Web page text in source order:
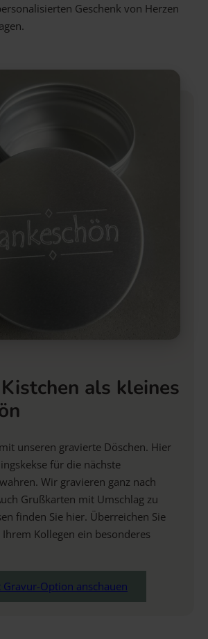
Gutscheine
Fragen
Schmuck Ratgeber
Geschenk von Herzen
als kleines
unseren gravierte Döschen. Hier
für die nächste
Wir gravieren ganz nach
Grußkarten mit Umschlag zu
finden Sie hier. Überreichen Sie
Kollegen ein besonderes
Gravur-Option anschauen